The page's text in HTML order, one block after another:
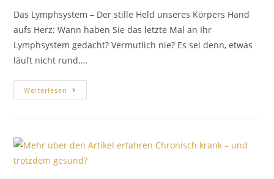
Das Lymphsystem – Der stille Held unseres Körpers Hand
aufs Herz: Wann haben Sie das letzte Mal an Ihr
Lymphsystem gedacht? Vermutlich nie? Es sei denn, etwas
läuft nicht rund.…
Weiterlesen